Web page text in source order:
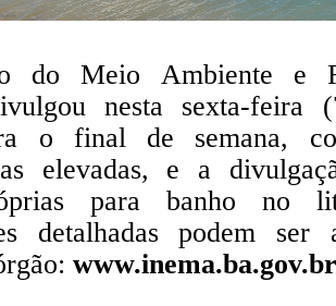
do Meio Ambiente e
nesta sexta-feira
o final de semana,
elevadas, e a
para banho no
detalhadas podem ser
www.inema.ba.gov.br